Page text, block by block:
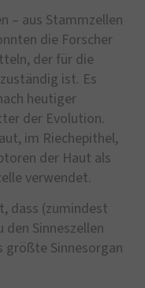
– aus Stammzellen
die Forscher
der für die
ist. Es
heutiger
der Evolution.
im Riechepithel,
der Haut als
verwendet.
dass (zumindest
Sinneszellen
größte Sinnesorgan